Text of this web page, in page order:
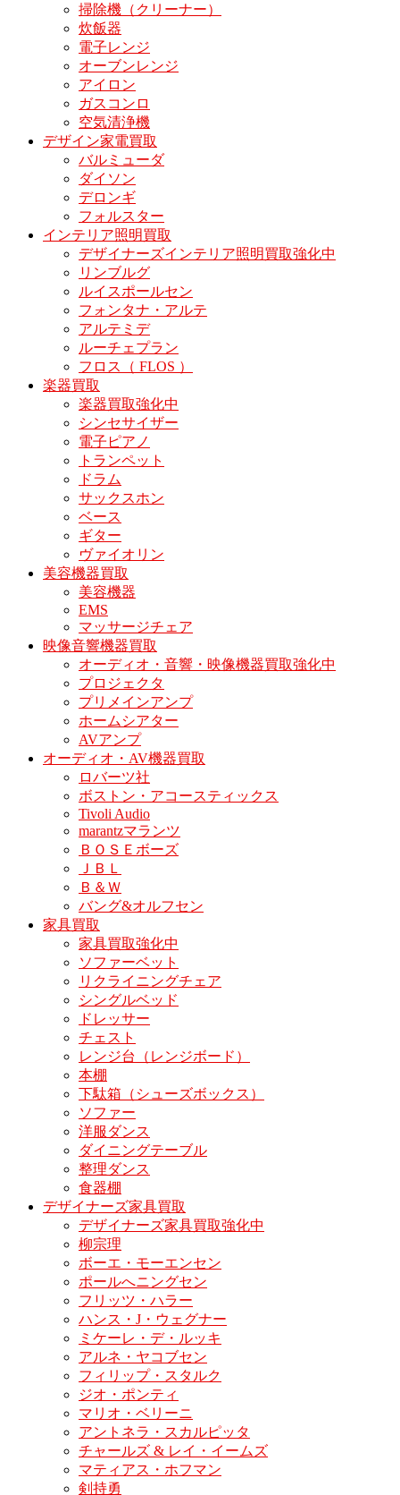
掃除機（クリーナー）
炊飯器
電子レンジ
オーブンレンジ
アイロン
ガスコンロ
空気清浄機
デザイン家電買取
バルミューダ
ダイソン
デロンギ
フォルスター
インテリア照明買取
デザイナーズインテリア照明買取強化中
リンブルグ
ルイスポールセン
フォンタナ・アルテ
アルテミデ
ルーチェプラン
フロス（ FLOS ）
楽器買取
楽器買取強化中
シンセサイザー
電子ピアノ
トランペット
ドラム
サックスホン
ベース
ギター
ヴァイオリン
美容機器買取
美容機器
EMS
マッサージチェア
映像音響機器買取
オーディオ・音響・映像機器買取強化中
プロジェクタ
プリメインアンプ
ホームシアター
AVアンプ
オーディオ・AV機器買取
ロバーツ社
ボストン・アコースティックス
Tivoli Audio
marantzマランツ
ＢＯＳＥボーズ
ＪＢＬ
Ｂ＆Ｗ
バング&オルフセン
家具買取
家具買取強化中
ソファーベット
リクライニングチェア
シングルベッド
ドレッサー
チェスト
レンジ台（レンジボード）
本棚
下駄箱（シューズボックス）
ソファー
洋服ダンス
ダイニングテーブル
整理ダンス
食器棚
デザイナーズ家具買取
デザイナーズ家具買取強化中
柳宗理
ボーエ・モーエンセン
ポールへニングセン
フリッツ・ハラー
ハンス・J・ウェグナー
ミケーレ・デ・ルッキ
アルネ・ヤコブセン
フィリップ・スタルク
ジオ・ポンティ
マリオ・ベリーニ
アントネラ・スカルピッタ
チャールズ & レイ・イームズ
マティアス・ホフマン
剣持勇